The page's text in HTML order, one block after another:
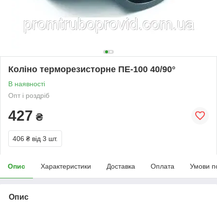
Коліно терморезисторне ПЕ-100 40/90°
В наявності
Опт і роздріб
427 ₴
406 ₴ від 3 шт.
Опис Характеристики Доставка Оплата Умови
Опис